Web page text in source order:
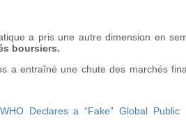
a pris une autre dimension en
boursiers.
a entraîné une chute des marchés
Declares a “Fake” Global Public